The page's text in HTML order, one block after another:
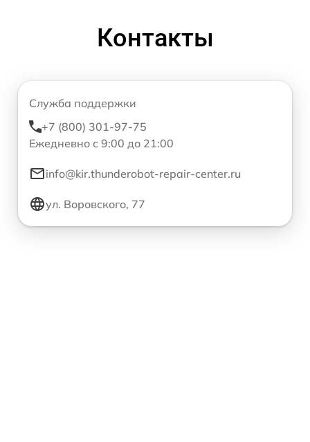
Контакты
Служба поддержки
+7 (800) 301-97-75
Ежедневно с 9:00 до 21:00
info@kir.thunderobot-repair-center.ru
ул. Воровского, 77